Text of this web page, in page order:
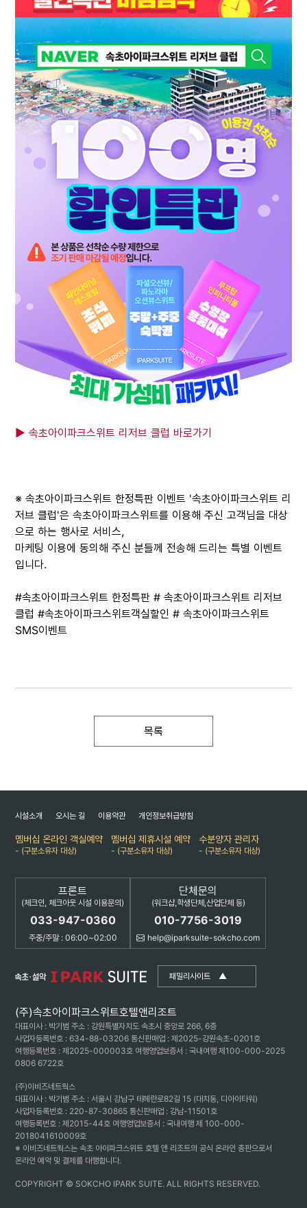
▶ 속초아이파크스위트 리저브 클럽 바로가기
※ 속초아이파크스위트 한정특판 이벤트 '속초아이파크스위트 리
저브 클럽'은 속초아이파크스위트를 이용해 주신 고객님을 대상
으로 하는 행사로 서비스,
마케팅 이용에 동의해 주신 분들께 전송해 드리는 특별 이벤트
입니다.
#속초아이파크스위트 한정특판 # 속초아이파크스위트 리저브
클럽 #속초아이파크스위트객실할인 # 속초아이파크스위트
SMS이벤트
목록
패밀리사이트 ▲
(주)속초아이파크스위트호텔앤리조트
대표이사 : 박기범 주소 : 강원특별자치도 속초시 중앙로 266, 6층
사업자등록번호 : 634-88-03206 통신판매업 : 제2025-강원속초-0201호
여행등록번호 : 제2025-000003호 여행영업보증서 : 국내여행 제100-000-2025
0806 6722호
(주)이비즈네트웍스
대표이사 : 박기범 주소 : 서울시 강남구 테헤란로82길 15 (대치동, 디아이타워)
사업자등록번호 : 220-87-30865 통신판매업 : 강남-11501호
여행등록번호 : 제2015-44호 여행영업보증서 : 국내여행 제 100-000-
2018041610009호
※ 이비즈네트웍스는 속초 아이파크스위트 호텔 앤 리조트의 공식 온라인 총판으로서
온라인 예약 및 결제를 대행합니다.
COPYRIGHT © SOKCHO IPARK SUITE. ALL RIGHTS RESERVED.
시설소개 오시는 길 이용약관 개인정보취급방침
멤버십 온라인 객실예약
- (구분소유자 대상)
멤버십 제휴시설 예약
- (구분소유자 대상)
수분양자 관리자
- (구분소유자 대상)
프론트
(체크인, 체크아웃 시설 이용문의)
033-947-0360
주중/주말 : 06:00~02:00
단체문의
(워크샵,학생단체,산업단체 등)
010-7756-3019
help@iparksuite-sokcho.com